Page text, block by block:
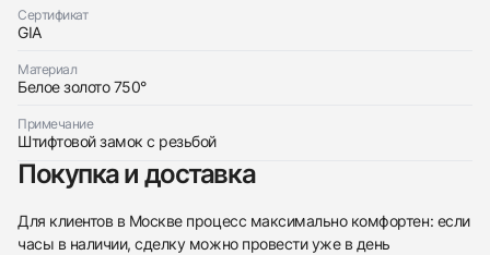
Сертификат
GIA
Материал
Белое золото 750°
Примечание
Штифтовой замок с резьбой
Покупка и доставка
Для клиентов в Москве процесс максимально комфортен: если
часы в наличии, сделку можно провести уже в день
Оставьте ваши контактные данные и мы свяжемся
Новые
$4,850
Приложите фото ваших часов…